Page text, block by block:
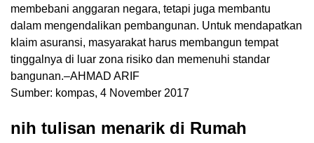
membebani anggaran negara, tetapi juga membantu
dalam mengendalikan pembangunan. Untuk mendapatkan
klaim asuransi, masyarakat harus membangun tempat
tinggalnya di luar zona risiko dan memenuhi standar
bangunan.–AHMAD ARIF
Sumber: kompas, 4 November 2017
nih tulisan menarik di Rumah